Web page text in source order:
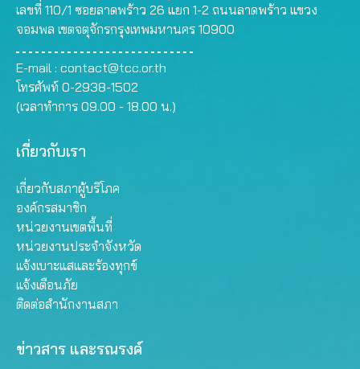
เลขที่ 110/1 ซอยลาดพร้าว 26 แยก 1-2 ถนนลาดพร้าว แขวง
จอมพล เขตจตุจักรกรุงเทพมหานคร 10900
E-mail : contact@tcc.or.th
โทรศัพท์ 0-2938-1502
(เวลาทำการ 09.00 - 18.00 น.)
เกี่ยวกับเรา
เกี่ยวกับสภาผู้บริโภค
องค์กรสมาชิก
หน่วยงานเขตพื้นที่
หน่วยงานประจำจังหวัด
แจ้งเบาะแสและร้องทุกข์
แจ้งเตือนภัย
ติดต่อสำนักงานสภา
ข่าวสาร และรณรงค์